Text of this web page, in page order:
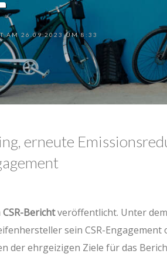
AM 26.09.2023 UM 8:33
erneute
CSR-Berichtveröffentlicht. Unter
sein CSR-
der ehrgeizigen Ziele für das